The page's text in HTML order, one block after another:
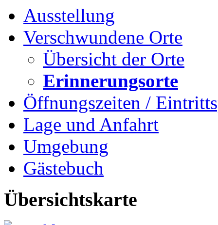
Ausstellung
Verschwundene Orte
Übersicht der Orte
Erinnerungsorte
Öffnungszeiten /
Lage und Anfahrt
Umgebung
Gästebuch
Übersichtskarte